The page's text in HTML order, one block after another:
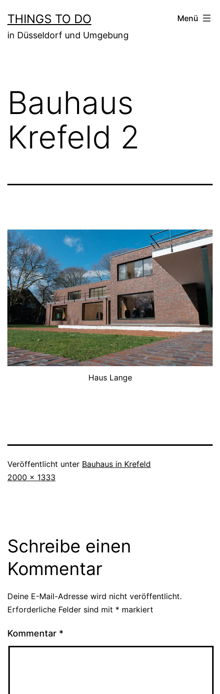
Inhalt
springen
THINGS TO DO
in Düsseldorf und Umgebung
Menü
Bauhaus
Krefeld 2
Haus Lange
Veröffentlicht unter Bauhaus in Krefeld
Originalgröße
2000 × 1333
Schreibe einen
Kommentar
Deine E-Mail-Adresse wird nicht veröffentlicht.
Erforderliche Felder sind mit * markiert
Kommentar *